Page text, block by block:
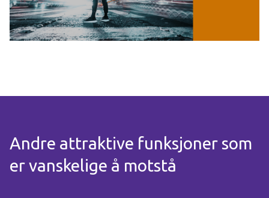
Andre attraktive funksjoner som
er vanskelige å motstå